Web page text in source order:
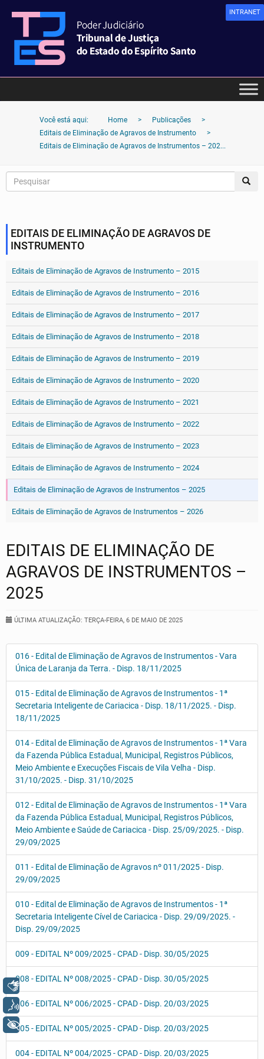
INTRANET
Você está aqui: Home > Publicações
>
Editais de Eliminação de Agravos de Instrumento
>
Editais de Eliminação de Agravos de Instrumentos – 202...
EDITAIS DE ELIMINAÇÃO DE AGRAVOS DE
INSTRUMENTO
Editais de Eliminação de Agravos de Instrumento – 2015
Editais de Eliminação de Agravos de Instrumento – 2016
Editais de Eliminação de Agravos de Instrumento – 2017
Editais de Eliminação de Agravos de Instrumento – 2018
Editais de Eliminação de Agravos de Instrumento – 2019
Editais de Eliminação de Agravos de Instrumento – 2020
Editais de Eliminação de Agravos de Instrumento – 2021
Editais de Eliminação de Agravos de Instrumento – 2022
Editais de Eliminação de Agravos de Instrumento – 2023
Editais de Eliminação de Agravos de Instrumento – 2024
Editais de Eliminação de Agravos de Instrumentos – 2025
Editais de Eliminação de Agravos de Instrumentos – 2026
EDITAIS DE ELIMINAÇÃO DE
AGRAVOS DE INSTRUMENTOS –
2025
ÚLTIMA ATUALIZAÇÃO: TERÇA-FEIRA, 6 DE MAIO DE 2025
016 - Edital de Eliminação de Agravos de Instrumentos - Vara
Única de Laranja da Terra. - Disp. 18/11/2025
015 - Edital de Eliminação de Agravos de Instrumentos - 1ª
Secretaria Inteligente de Cariacica - Disp. 18/11/2025. - Disp.
18/11/2025
014 - Edital de Eliminação de Agravos de Instrumentos - 1ª Vara
da Fazenda Pública Estadual, Municipal, Registros Públicos,
Meio Ambiente e Execuções Fiscais de Vila Velha - Disp.
31/10/2025. - Disp. 31/10/2025
012 - Edital de Eliminação de Agravos de Instrumentos - 1ª Vara
da Fazenda Pública Estadual, Municipal, Registros Públicos,
Meio Ambiente e Saúde de Cariacica - Disp. 25/09/2025. - Disp.
29/09/2025
011 - Edital de Eliminação de Agravos nº 011/2025 - Disp.
29/09/2025
010 - Edital de Eliminação de Agravos de Instrumentos - 1ª
Secretaria Inteligente Cível de Cariacica - Disp. 29/09/2025. -
Disp. 29/09/2025
009 - EDITAL Nº 009/2025 - CPAD - Disp. 30/05/2025
008 - EDITAL Nº 008/2025 - CPAD - Disp. 30/05/2025
006 - EDITAL Nº 006/2025 - CPAD - Disp. 20/03/2025
005 - EDITAL Nº 005/2025 - CPAD - Disp. 20/03/2025
004 - EDITAL Nº 004/2025 - CPAD - Disp. 20/03/2025
Libras
Voz
+ Acessibilidade